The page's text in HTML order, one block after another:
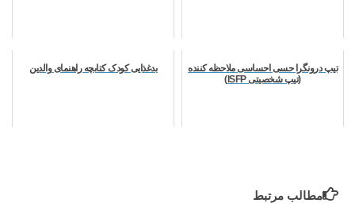
تیپ درونگرا حسی احساسی ملاحظه کننده
(تیپ شخصیتی ISFP)
بدغذایی کودک کتابچه راهنمای والدین
مطالب مرتبط